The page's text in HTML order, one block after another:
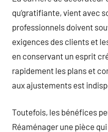
qu’gratifiante, vient avec
professionnels doivent
exigences des clients et
en conservant un esprit
rapidement les plans et
aux ajustements est
Toutefois, les bénéfices
Réaménager une pièce